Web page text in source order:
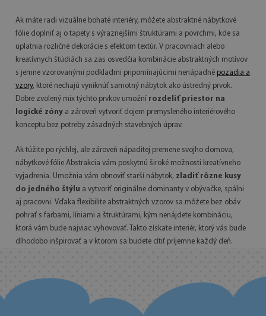
Ak máte radi vizuálne bohaté interiéry, môžete abstraktné nábytkové
fólie doplniť aj o tapety s výraznejšími štruktúrami a povrchmi, kde sa
uplatnia rozličné dekorácie s efektom textúr. V pracovniach alebo
kreatívnych štúdiách sa zas osvedčia kombinácie abstraktných motívov
s jemne vzorovanými podkladmi pripomínajúcimi nenápadné pozadia a
vzory, ktoré nechajú vyniknúť samotný nábytok ako ústredný prvok.
Dobre zvolený mix týchto prvkov umožní rozdeliť priestor na
logické zóny a zároveň vytvoriť dojem premysleného interiérového
konceptu bez potreby zásadných stavebných úprav.
Ak túžite po rýchlej, ale zároveň nápaditej premene svojho domova,
nábytkové fólie Abstrakcia vám poskytnú široké možnosti kreatívneho
vyjadrenia. Umožnia vám obnoviť starší nábytok, zladiť rôzne kusy
do jedného štýlu a vytvoriť originálne dominanty v obývačke, spálni
aj pracovni. Vďaka flexibilite abstraktných vzorov sa môžete bez obáv
pohrať s farbami, líniami a štruktúrami, kým nenájdete kombináciu,
ktorá vám bude najviac vyhovovať. Takto získate interiér, ktorý vás bude
dlhodobo inšpirovať a v ktorom sa budete cítiť príjemne každý deň.